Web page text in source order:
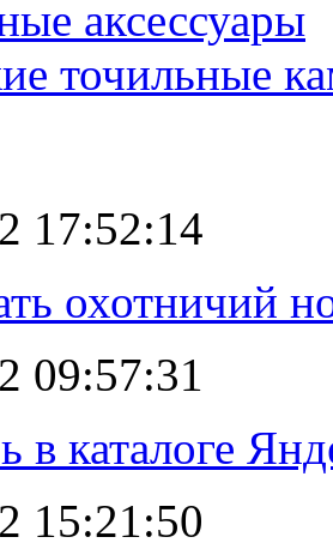
аксессуары
точильные
17:52:14
охотничий
09:57:31
в каталоге
15:21:50